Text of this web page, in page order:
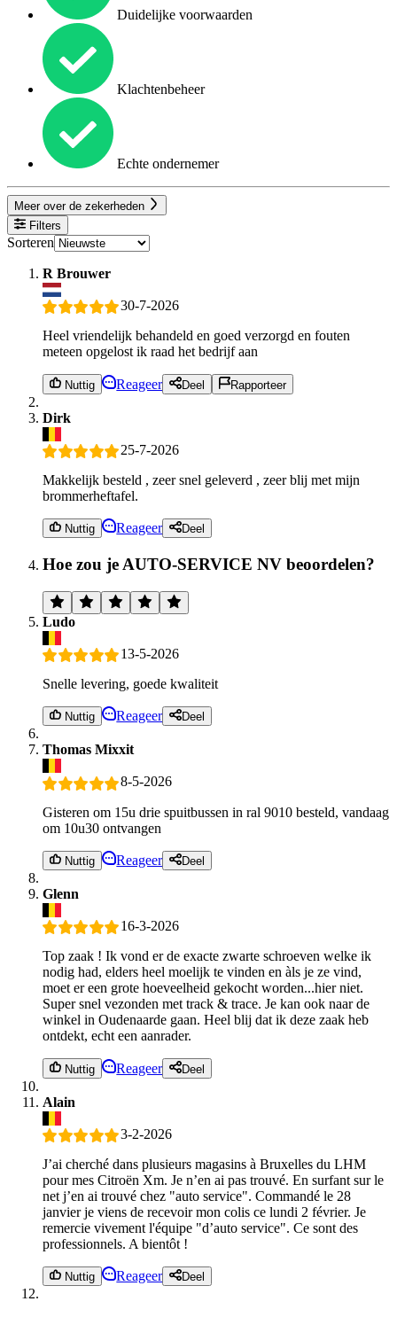
Duidelijke voorwaarden
Klachtenbeheer
Echte ondernemer
Meer over de zekerheden
Filters
Sorteren
R Brouwer
30-7-2026
Heel vriendelijk behandeld en goed verzorgd en fouten
meteen opgelost ik raad het bedrijf aan
Nuttig Reageer Deel Rapporteer
Dirk
25-7-2026
Makkelijk besteld , zeer snel geleverd , zeer blij met mijn
brommerheftafel.
Nuttig Reageer Deel
Hoe zou je AUTO-SERVICE NV beoordelen?
Ludo
13-5-2026
Snelle levering, goede kwaliteit
Nuttig Reageer Deel
Thomas Mixxit
8-5-2026
Gisteren om 15u drie spuitbussen in ral 9010 besteld, vandaag
om 10u30 ontvangen
Nuttig Reageer Deel
Glenn
16-3-2026
Top zaak ! Ik vond er de exacte zwarte schroeven welke ik
nodig had, elders heel moelijk te vinden en àls je ze vind,
moet er een grote hoeveelheid gekocht worden...hier niet.
Super snel vezonden met track & trace. Je kan ook naar de
winkel in Oudenaarde gaan. Heel blij dat ik deze zaak heb
ontdekt, echt een aanrader.
Nuttig Reageer Deel
Alain
3-2-2026
J’ai cherché dans plusieurs magasins à Bruxelles du LHM
pour mes Citroën Xm. Je n’en ai pas trouvé. En surfant sur le
net j’en ai trouvé chez "auto service". Commandé le 28
janvier je viens de recevoir mon colis ce lundi 2 février. Je
remercie vivement l'équipe "d’auto service". Ce sont des
professionnels. A bientôt !
Nuttig Reageer Deel